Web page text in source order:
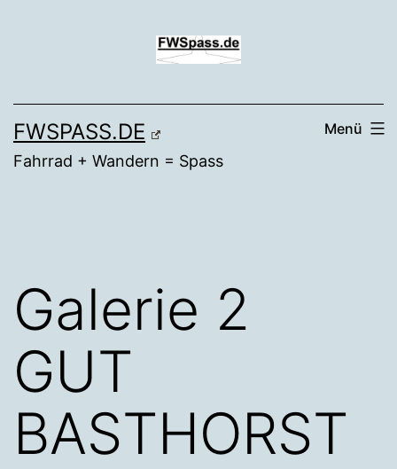
FWSPASS.DE
Fahrrad + Wandern = Spass
Menü
Galerie 2
GUT
BASTHORST